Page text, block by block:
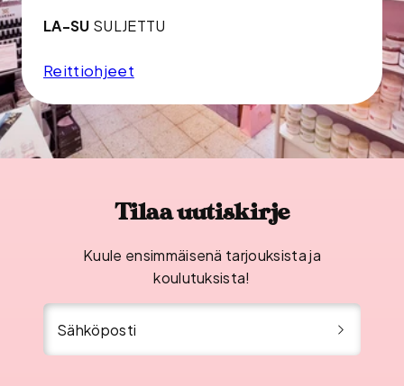
LA-SU SULJETTU
Reittiohjeet
Tilaa uutiskirje
Kuule ensimmäisenä tarjouksista ja
koulutuksista!
Sähköposti